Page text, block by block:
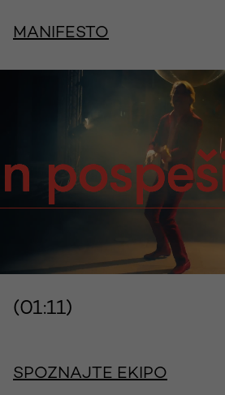
MANIFESTO
(01:11)
SPOZNAJTE EKIPO